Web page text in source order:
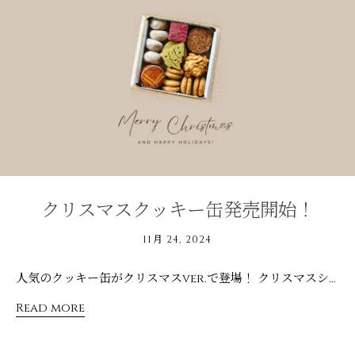
クリスマスクッキー缶発売開始！
11月 24, 2024
人気のクッキー缶がクリスマスver.で登場！ クリスマスシーズン限定の「シュトーレンスノーボール」をはじめ、 新作クッキー「ゴロゴロナッツのオレンジピールクッキー」「甘酒ガレット」など、７種のクッキーを詰め合わせました。 もちろん全てのクッキーがグルテンフリー＆プラントベース。 白砂糖、着色料など不使用なので、安心して食べていただけます。 クリスマスツリー型のピスタチオクッキーが入ったクッキー缶。大切な方へのプレゼントにも是非どうぞ。 ＜商品情報＞ 商品名：クリスマスクッキー缶 販売期間：2024年11月24日～2024年12月15日 ご購入は コチラ から
Read more